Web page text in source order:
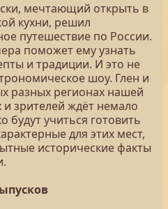
мечтающий открыть в
кухни, решил
путешествие по России.
поможет ему узнать
и традиции. И это не
шоу. Глен и
разных регионах нашей
зрителей ждёт немало
будут учиться готовить
для этих мест,
исторические факты